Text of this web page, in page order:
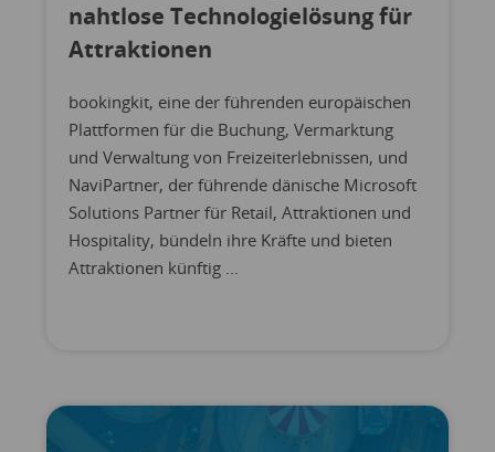
nahtlose Technologielösung für
Attraktionen
bookingkit, eine der führenden europäischen
Plattformen für die Buchung, Vermarktung
und Verwaltung von Freizeiterlebnissen, und
NaviPartner, der führende dänische Microsoft
Solutions Partner für Retail, Attraktionen und
Hospitality, bündeln ihre Kräfte und bieten
Attraktionen künftig ...